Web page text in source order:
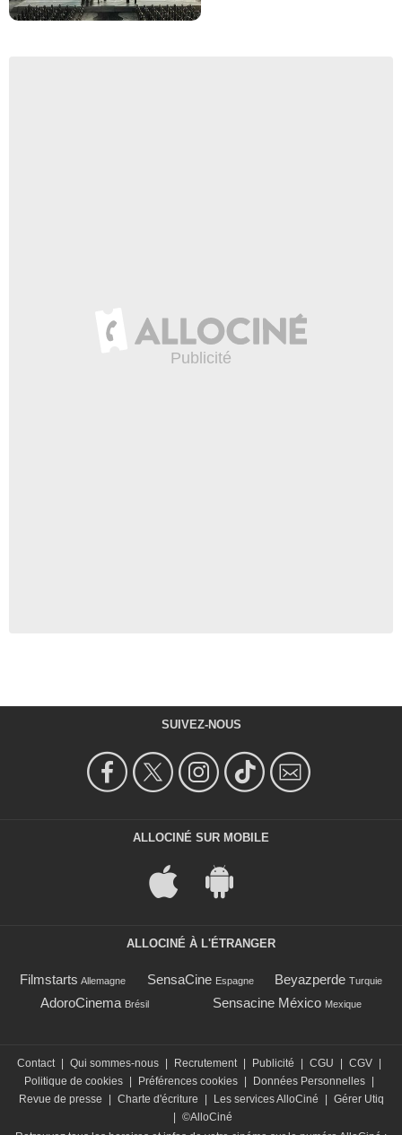
SUIVEZ-NOUS
ALLOCINÉ SUR MOBILE
ALLOCINÉ À L'ÉTRANGER
Filmstarts Allemagne SensaCine Espagne Beyazperde Turquie
AdoroCinema Brésil Sensacine México Mexique
Contact | Qui sommes-nous | Recrutement | Publicité | CGU | CGV |
Politique de cookies | Préférences cookies | Données Personnelles |
Revue de presse
| Charte d'écriture | Les services AlloCiné | Gérer Utiq
| ©AlloCiné